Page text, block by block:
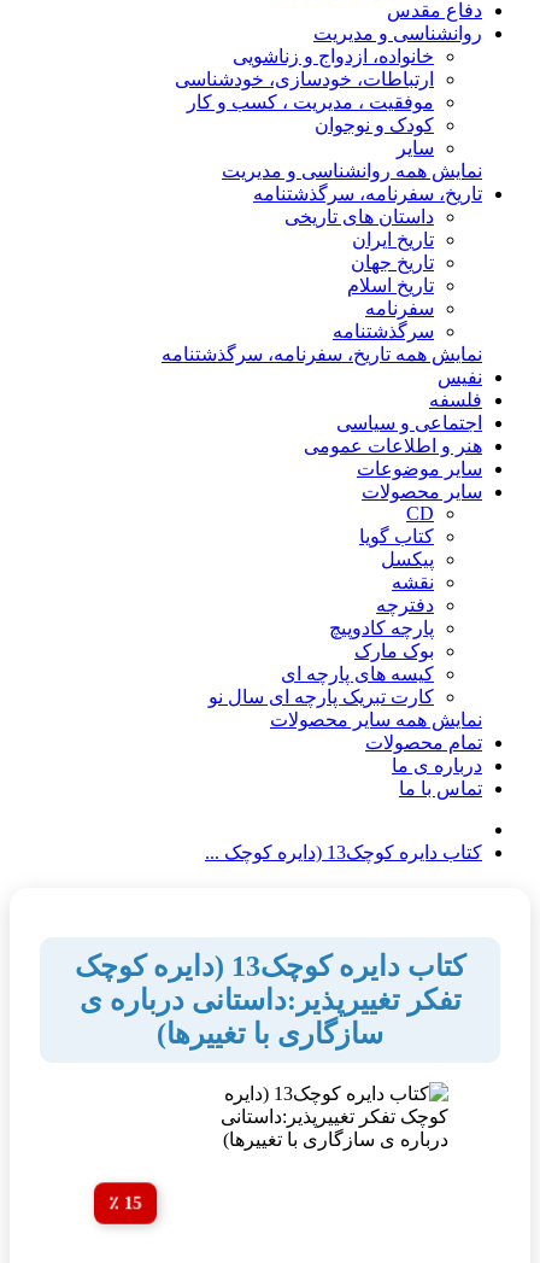
دفاع مقدس
روانشناسی و مدیریت
خانواده، ازدواج و زناشویی
ارتباطات، خودسازی، خودشناسی
موفقیت ، مدیریت ، کسب و کار
کودک و نوجوان
سایر
نمایش همه روانشناسی و مدیریت
تاریخ، سفرنامه، سرگذشتنامه
داستان های تاریخی
تاریخ ایران
تاریخ جهان
تاریخ اسلام
سفرنامه
سرگذشتنامه
نمایش همه تاریخ، سفرنامه، سرگذشتنامه
نفیس
فلسفه
اجتماعی و سیاسی
هنر و اطلاعات عمومی
سایر موضوعات
سایر محصولات
CD
کتاب گویا
پیکسل
نقشه
دفترچه
پارچه کادوپیچ
بوک مارک
کیسه های پارچه ای
کارت تبریک پارچه ای سال نو
نمایش همه سایر محصولات
تمام محصولات
درباره ی ما
تماس با ما
کتاب دایره کوچک13 (دایره کوچک ...
کتاب دایره کوچک13 (دایره کوچک
تفکر تغییرپذیر:داستانی درباره ی
سازگاری با تغییرها)
15 ٪